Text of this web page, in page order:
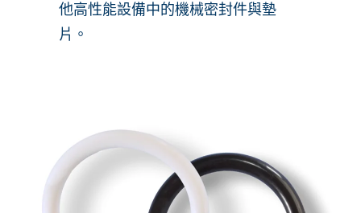
他高性能設備中的機械密封件與墊
片。